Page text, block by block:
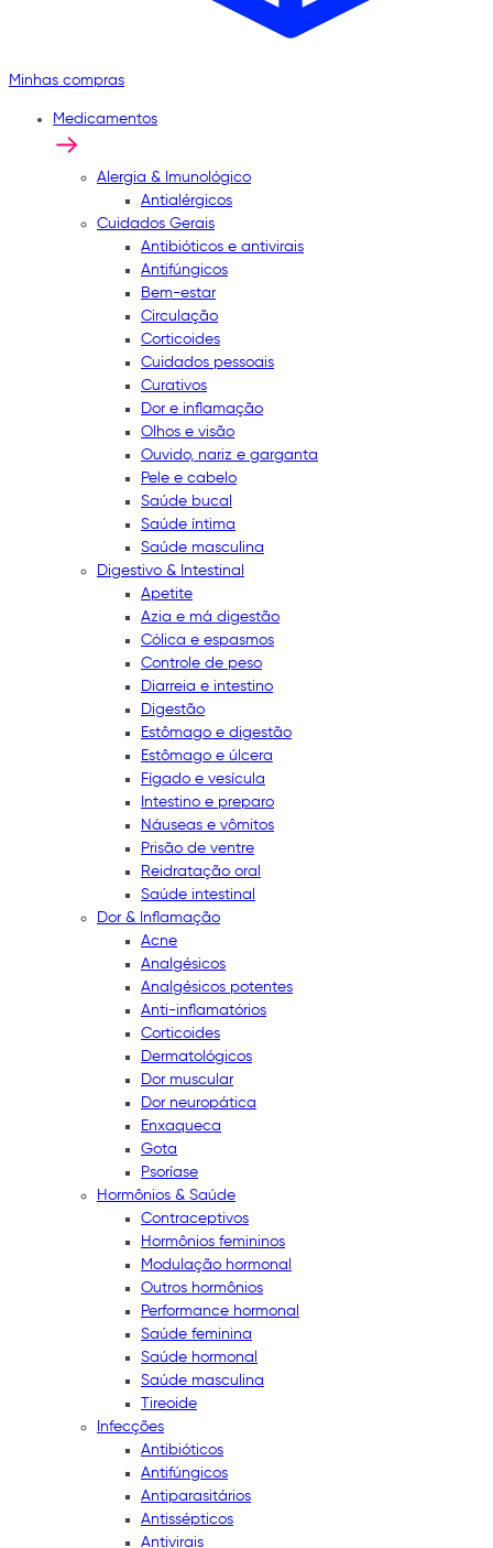
Minhas compras
Medicamentos
Alergia & Imunológico
Antialérgicos
Cuidados Gerais
Antibióticos e antivirais
Antifúngicos
Bem-estar
Circulação
Corticoides
Cuidados pessoais
Curativos
Dor e inflamação
Olhos e visão
Ouvido, nariz e garganta
Pele e cabelo
Saúde bucal
Saúde íntima
Saúde masculina
Digestivo & Intestinal
Apetite
Azia e má digestão
Cólica e espasmos
Controle de peso
Diarreia e intestino
Digestão
Estômago e digestão
Estômago e úlcera
Fígado e vesícula
Intestino e preparo
Náuseas e vômitos
Prisão de ventre
Reidratação oral
Saúde intestinal
Dor & Inflamação
Acne
Analgésicos
Analgésicos potentes
Anti-inflamatórios
Corticoides
Dermatológicos
Dor muscular
Dor neuropática
Enxaqueca
Gota
Psoríase
Hormônios & Saúde
Contraceptivos
Hormônios femininos
Modulação hormonal
Outros hormônios
Performance hormonal
Saúde feminina
Saúde hormonal
Saúde masculina
Tireoide
Infecções
Antibióticos
Antifúngicos
Antiparasitários
Antissépticos
Antivirais